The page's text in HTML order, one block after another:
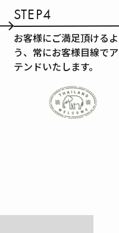
STEP4
お客様にご満足頂けるよ
う、常にお客様目線でア
テンドいたします。